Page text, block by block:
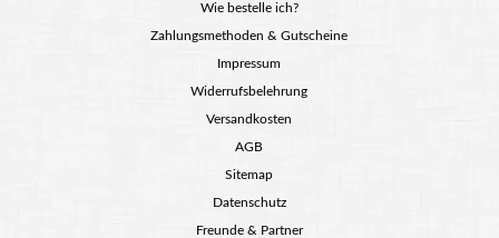
Wie bestelle ich?
Zahlungsmethoden & Gutscheine
Impressum
Widerrufsbelehrung
Versandkosten
AGB
Sitemap
Datenschutz
Freunde & Partner